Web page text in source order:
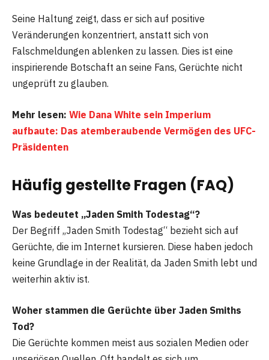
Seine Haltung zeigt, dass er sich auf positive
Veränderungen konzentriert, anstatt sich von
Falschmeldungen ablenken zu lassen. Dies ist eine
inspirierende Botschaft an seine Fans, Gerüchte nicht
ungeprüft zu glauben.
Mehr lesen: Wie Dana White sein Imperium
aufbaute: Das atemberaubende Vermögen des UFC-
Präsidenten
Häufig gestellte Fragen (FAQ)
Was bedeutet „Jaden Smith Todestag“?
Der Begriff „Jaden Smith Todestag“ bezieht sich auf
Gerüchte, die im Internet kursieren. Diese haben jedoch
keine Grundlage in der Realität, da Jaden Smith lebt und
weiterhin aktiv ist.
Woher stammen die Gerüchte über Jaden Smiths
Tod?
Die Gerüchte kommen meist aus sozialen Medien oder